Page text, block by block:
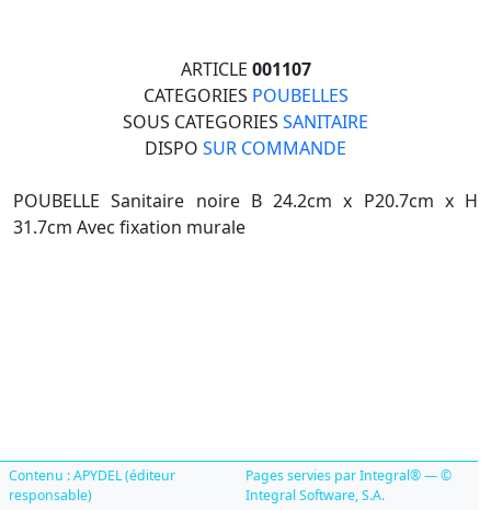
ARTICLE 001107
CATEGORIES POUBELLES
SOUS CATEGORIES SANITAIRE
DISPO SUR COMMANDE
POUBELLE Sanitaire noire B 24.2cm x P20.7cm x H
31.7cm Avec fixation murale
Contenu : APYDEL (éditeur
responsable)
Pages servies par Integral® — ©
Integral Software, S.A.